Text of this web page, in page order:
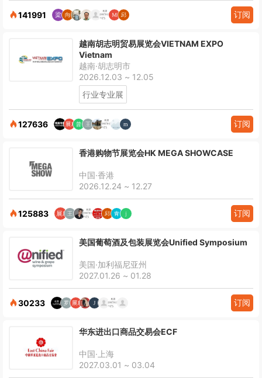
141991 订阅
越南胡志明贸易展览会VIETNAM EXPO
Vietnam
越南·胡志明市
2026.12.03 ~ 12.05
行业专业展
127636 订阅
香港购物节展览会HK MEGA SHOWCASE
中国·香港
2026.12.24 ~ 12.27
125883 订阅
美国葡萄酒及包装展览会Unified Symposium
美国·加利福尼亚州
2027.01.26 ~ 01.28
30233 订阅
华东进出口商品交易会ECF
中国·上海
2027.03.01 ~ 03.04